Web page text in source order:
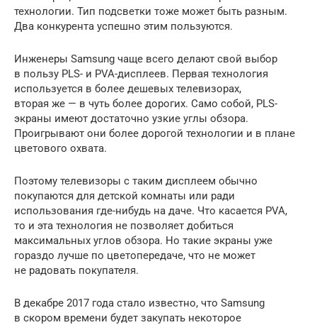
технологии. Тип подсветки тоже может быть разным.
Два конкурента успешно этим пользуются.
Инженеры Samsung чаще всего делают свой выбор
в пользу PLS- и PVA-дисплеев. Первая технология
используется в более дешевых телевизорах,
вторая же — в чуть более дорогих. Само собой, PLS-
экраны имеют достаточно узкие углы обзора.
Проигрывают они более дорогой технологии и в плане
цветового охвата.
Поэтому телевизоры с таким дисплеем обычно
покупаются для детской комнаты или ради
использования где-нибудь на даче. Что касается PVA,
то и эта технология не позволяет добиться
максимальных углов обзора. Но такие экраны уже
гораздо лучше по цветопередаче, что не может
не радовать покупателя.
В декабре 2017 года стало известно, что Samsung
в скором времени будет закупать некоторое